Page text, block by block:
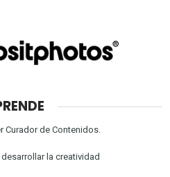
Curador de Contenidos.
la creatividad